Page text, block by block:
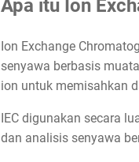
Apa itu Ion
Ion Exchange
senyawa berbasis
ion untuk memisahkan
IEC digunakan secara
dan analisis senyawa